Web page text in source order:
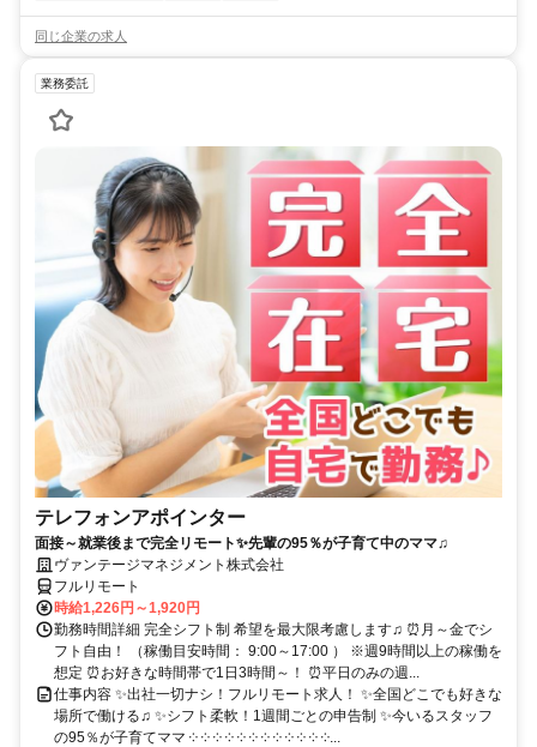
同じ企業の求人
業務委託
テレフォンアポインター
面接～就業後まで完全リモート✨先輩の95％が子育て中のママ♫
ヴァンテージマネジメント株式会社
フルリモート
時給1,226円～1,920円
勤務時間詳細 完全シフト制 希望を最大限考慮します♫ ⏰月～金でシ
フト自由！ （稼働目安時間： 9:00～17:00 ） ※週9時間以上の稼働を
想定 ⏰お好きな時間帯で1日3時間～！ ⏰平日のみの週...
仕事内容 ✨出社一切ナシ！フルリモート求人！ ✨全国どこでも好きな
場所で働ける♫ ✨シフト柔軟！1週間ごとの申告制 ✨今いるスタッフ
の95％が子育てママ ༶ ༶ ༶ ༶ ༶ ༶ ༶ ༶ ༶ ༶ ༶ ༶...